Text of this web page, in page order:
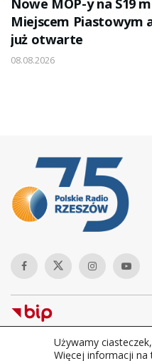
Nowe MOP-y na S19
Miejscem Piastowym
już otwarte
08.08.2026
Copyright © 2026Polskie
Używamy
Więcej informacji na